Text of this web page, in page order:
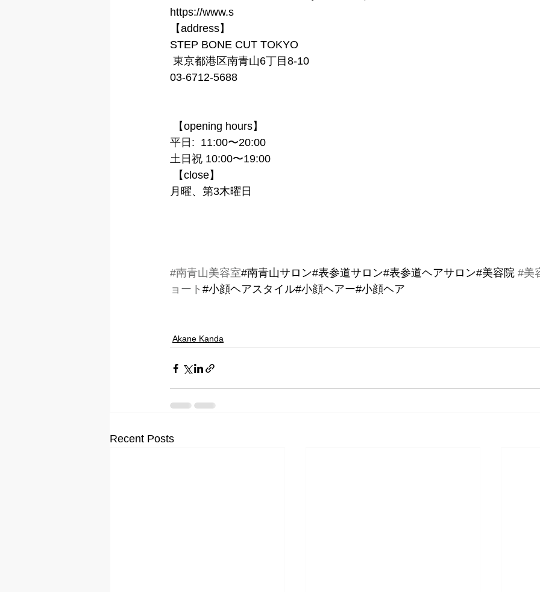
https://www.s
【address】
STEP BONE CUT TOKYO
東京都港区南青山6丁目8-10
03-6712-5688
【opening hours】
平日:  11:00〜20:00
土日祝 10:00〜19:00
【close】
月曜、第3木曜日
#南青山美容室#南青山サロン#表参道サロン#表参道ヘアサロン#美容院 #美
ョート #小顔ヘアスタイル#小顔ヘアー#小顔ヘア
Akane Kanda
Recent Posts